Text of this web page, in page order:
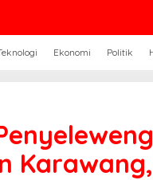
Ekonomi Politik